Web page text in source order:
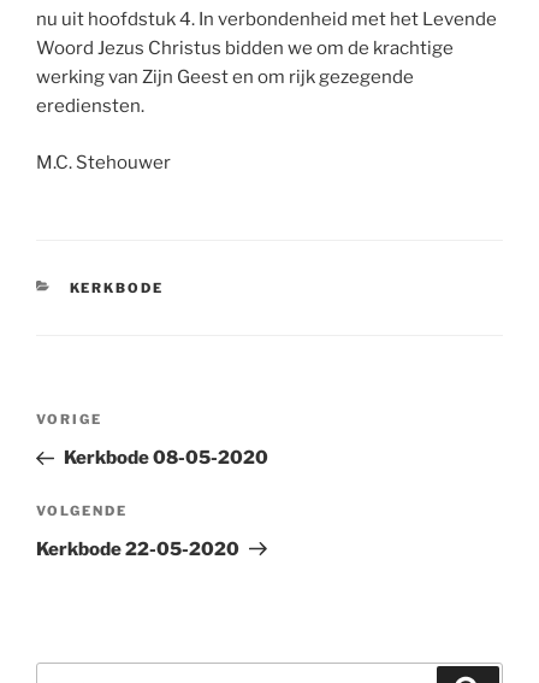
nu uit hoofdstuk 4. In verbondenheid met het Levende
Woord Jezus Christus bidden we om de krachtige
werking van Zijn Geest en om rijk gezegende
erediensten.
M.C. Stehouwer
CATEGORIEËN
KERKBODE
Bericht
Vorig
bericht
VORIGE
Kerkbode 08-05-2020
Volgend
bericht
VOLGENDE
Kerkbode 22-05-2020